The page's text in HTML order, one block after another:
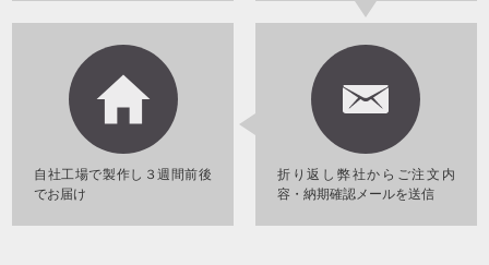
折り返し弊社からご注文内
容・納期確認メールを送信
自社工場で製作し３週間前後
でお届け